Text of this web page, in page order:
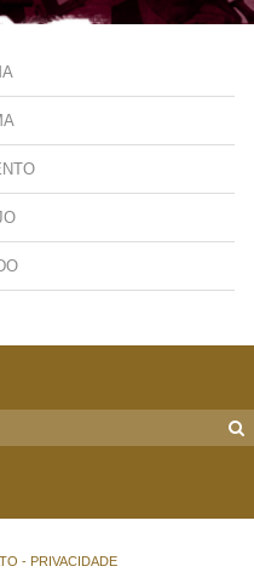
- PRIVACIDADE